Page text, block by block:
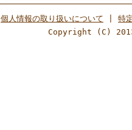
個人情報の取り扱いについて
特
Copyright (C) 2013